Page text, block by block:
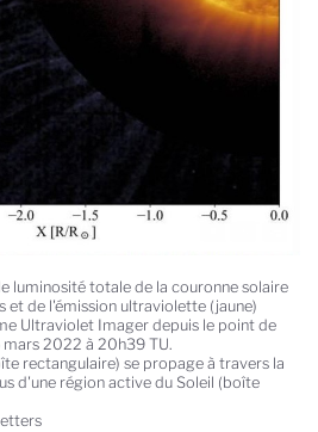
luminosité totale de la couronne solaire
et de l'émission ultraviolette (jaune)
Ultraviolet Imager depuis le point de
2022 à 20h39 TU.
rectangulaire) se propage à travers la
d'une région active du Soleil (boîte